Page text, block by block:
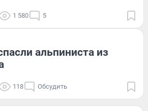
1 580 5
альпиниста из
118 Обсудить